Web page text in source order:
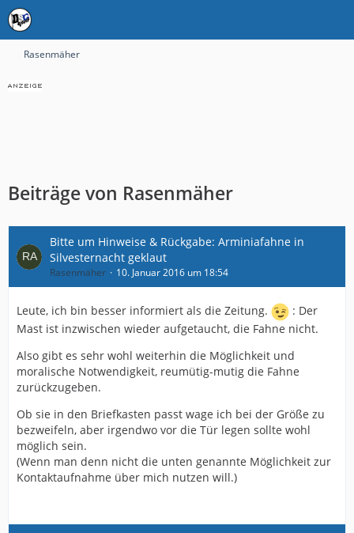
Rasenmäher
Beiträge von Rasenmäher
Bitte um Hinweise & Rückgabe: Arminiafahne in
Silvesternacht geklaut
Rasenmäher 10. Januar 2016 um 18:54
Leute, ich bin besser informiert als die Zeitung.
: Der
Mast ist inzwischen wieder aufgetaucht, die Fahne nicht.
Also gibt es sehr wohl weiterhin die Möglichkeit und
moralische Notwendigkeit, reumütig-mutig die Fahne
zurückzugeben.
Ob sie in den Briefkasten passt wage ich bei der Größe zu
bezweifeln, aber irgendwo vor die Tür legen sollte wohl
möglich sein.
(Wenn man denn nicht die unten genannte Möglichkeit zur
Kontaktaufnahme über mich nutzen will.)